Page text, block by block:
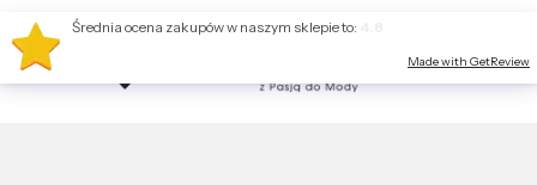
Średnia ocena zakupów w naszym sklepie to:
Made with GetReview